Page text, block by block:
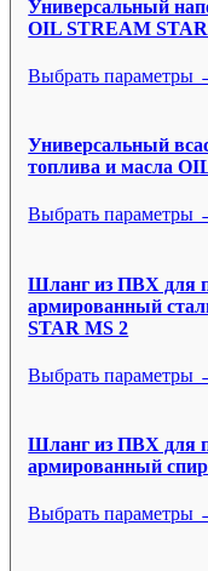
Универсальный
OIL STREAM
Выбрать параметры
Универсальный
топлива и масла
Выбрать параметры
Шланг из ПВХ для
армированный
STAR MS 2
Выбрать параметры
Шланг из ПВХ для
армированный
Выбрать параметры